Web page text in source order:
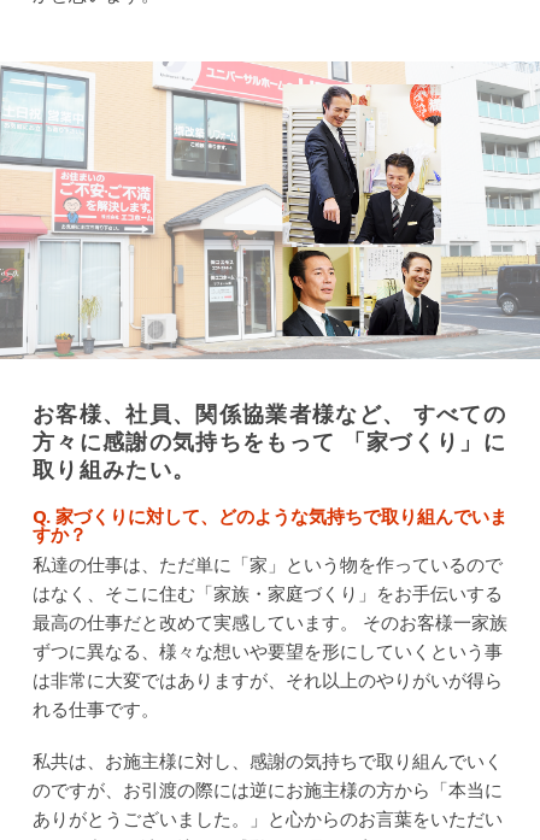
お客様、社員、関係協業者様など、 すべての
方々に感謝の気持ちをもって 「家づくり」に
取り組みたい。
Q. 家づくりに対して、どのような気持ちで取り組んでいま
すか？
私達の仕事は、ただ単に「家」という物を作っているので
はなく、そこに住む「家族・家庭づくり」をお手伝いする
最高の仕事だと改めて実感しています。
そのお客様一家族
ずつに異なる、様々な想いや要望を形にしていくという事
は非常に大変ではありますが、それ以上のやりがいが得ら
れる仕事です。
私共は、お施主様に対し、感謝の気持ちで取り組んでいく
のですが、お引渡の際には逆にお施主様の方から「本当に
ありがとうございました。」と心からのお言葉をいただい